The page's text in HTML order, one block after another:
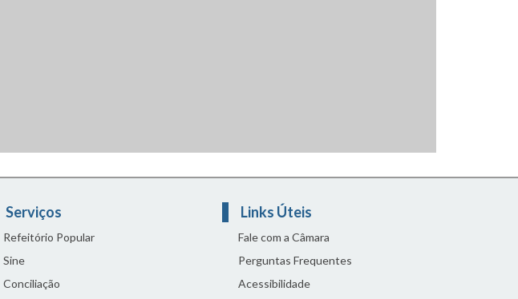
Serviços
Refeitório Popular
Sine
Conciliação
Links Úteis
Fale com a Câmara
Perguntas Frequentes
Acessibilidade